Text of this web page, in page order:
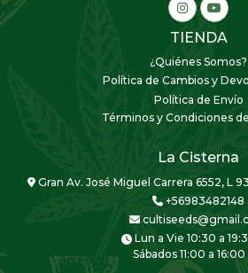
TIENDA
¿Quiénes Somos?
Política de Cambios y
Política de Envío
Términos y Condiciones
La Cisterna
Gran Av. José Miguel Carrera 6552, L
+56983482148
Lun a Vie 10:30 a
Sábados 11:00 a